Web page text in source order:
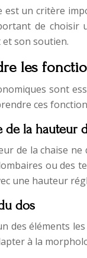
est un critère
de choisir
son soutien.
les
sont
ces
de la hauteur
de la chaise
ou des
une hauteur
dos
des éléments
à la